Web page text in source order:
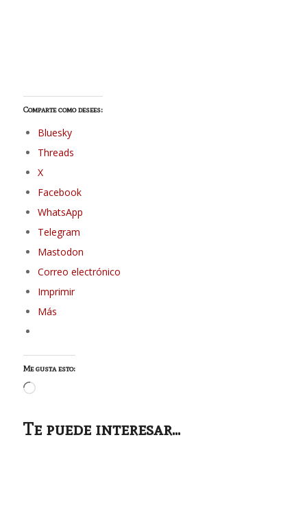
Comparte como desees:
Bluesky
Threads
X
Facebook
WhatsApp
Telegram
Mastodon
Correo electrónico
Imprimir
Más
Me gusta esto:
Cargando...
Te puede interesar...